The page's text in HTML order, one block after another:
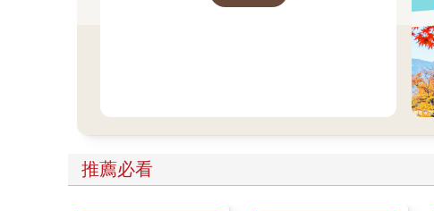
推薦必看